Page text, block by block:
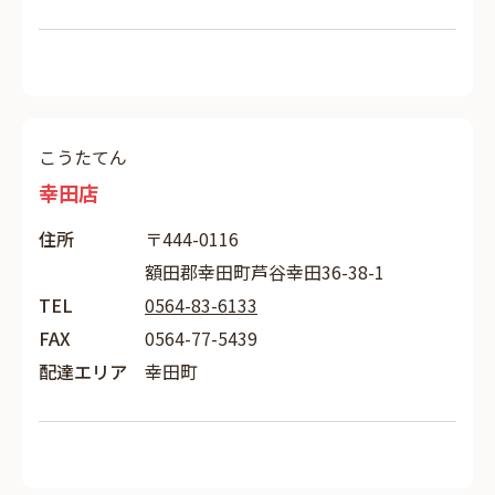
こうたてん
幸田店
住所
〒444-0116
額田郡幸田町芦谷幸田36-38-1
TEL
0564-83-6133
FAX
0564-77-5439
配達エリア
幸田町